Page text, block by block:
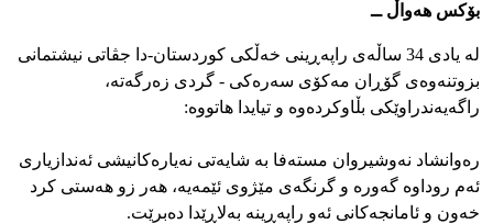
بۆکس هەواڵ ــ
له‌ یادی 34 ساڵه‌ی راپه‌ڕینی خه‌ڵكی كوردستان-دا جڤاتی نیشتمانی
بزوتنه‌وه‌ی گۆڕان مه‌كۆی سه‌ره‌كی - گردی زه‌رگه‌ته‌،
راگه‌یه‌ندراوێكی‌ بڵاوكرده‌وه‌ و تیایدا هاتووه‌:
ره‌وانشاد نه‌وشیروان مسته‌فا به‌ شایه‌تی نه‌یاره‌كانیشی ئه‌‌ندازیاری
ئه‌م روداوه‌ گه‌وره‌ و گرنگه‌ی مێژوی ئێمه‌یه‌، هه‌ر زو هه‌ستی كرد
خه‌ون و ئامانجه‌كانی ئه‌و راپه‌ڕینه‌ به‌لاڕێدا ده‌برێت.